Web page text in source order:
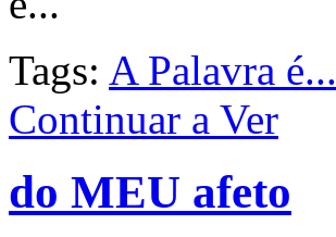
Tags: A Palavra é...
Continuar a Ver
do MEU afeto